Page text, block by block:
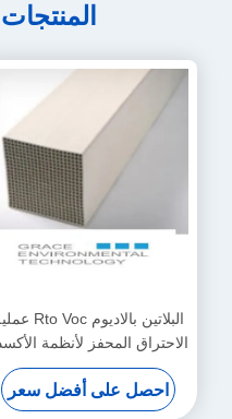
البلاتين بالاديوم Rto Voc عملية
الاحتراق المحفز لأنظمة
التحفيزية
احصل على أفضل سعر